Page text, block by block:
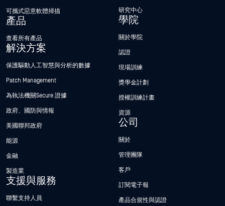
可攜式惡意軟體掃描
產品
查看所有產品
解決方案
保護驅動人工智慧與分析的數據
Patch Management
為執法機關Secure 證據
政府、國防與情報
美國聯邦政府
能源
金融
製造業
支援與服務
聯繫支持人員
研究中心
學院
關於學院
認證
現場訓練
獎學金計劃
授權訓練計畫
資源
公司
關於
管理團隊
客戶
訂閱電子報
產品合規性與認證